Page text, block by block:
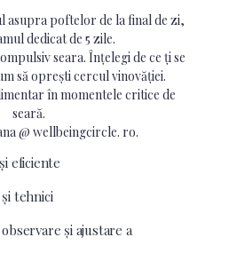
asupra poftelor de la final de zi,
dedicat de 5 zile.
seara. Înțelegi de ce ți se
să oprești cercul vinovăției.
în momentele critice de
seară.
@ wellbeingcircle. ro.
eficiente
tehnici
și ajustare a